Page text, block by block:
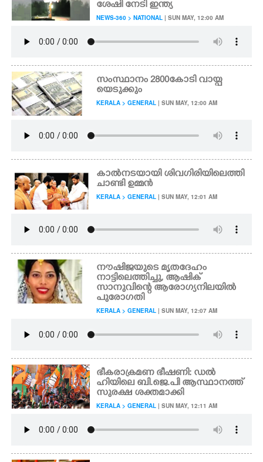
ശേഷി നേടി ഇന്ത്യ
NEWS-360 > NATIONAL | SUN MAY, 12:00 AM
സംസ്ഥാനം 2800കോടി വായ്പ
യെടുക്കും
KERALA > GENERAL | SUN MAY, 12:00 AM
കാൽനടയായി ശിവഗിരിയിലെത്തി
ചാണ്ടി ഉമ്മൻ
KERALA > GENERAL | SUN MAY, 12:01 AM
നൗഷിജയുടെ മൃതദേഹം
നാട്ടിലെത്തിച്ചു, ആഷിക്
സാനുവിന്റെ ആരോഗ്യനിലയിൽ
പുരോഗതി
KERALA > GENERAL | SUN MAY, 12:07 AM
ഭീകരാക്രമണ ഭീഷണി: ഡൽ
ഹിയിലെ ബി.ജെ.പി ആസ്ഥാനത്ത്
സുരക്ഷ ശക്തമാക്കി
KERALA > GENERAL | SUN MAY, 12:11 AM